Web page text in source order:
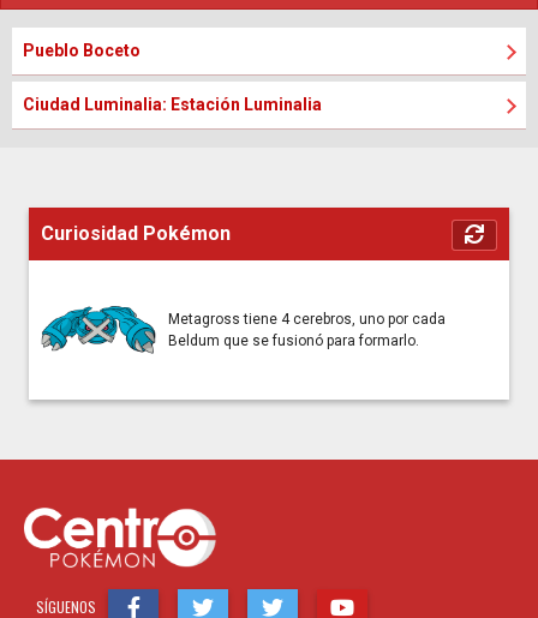
Pueblo Boceto
Ciudad Luminalia: Estación Luminalia
Curiosidad Pokémon
Metagross tiene 4 cerebros, uno por cada
Beldum que se fusionó para formarlo.
SÍGUENOS